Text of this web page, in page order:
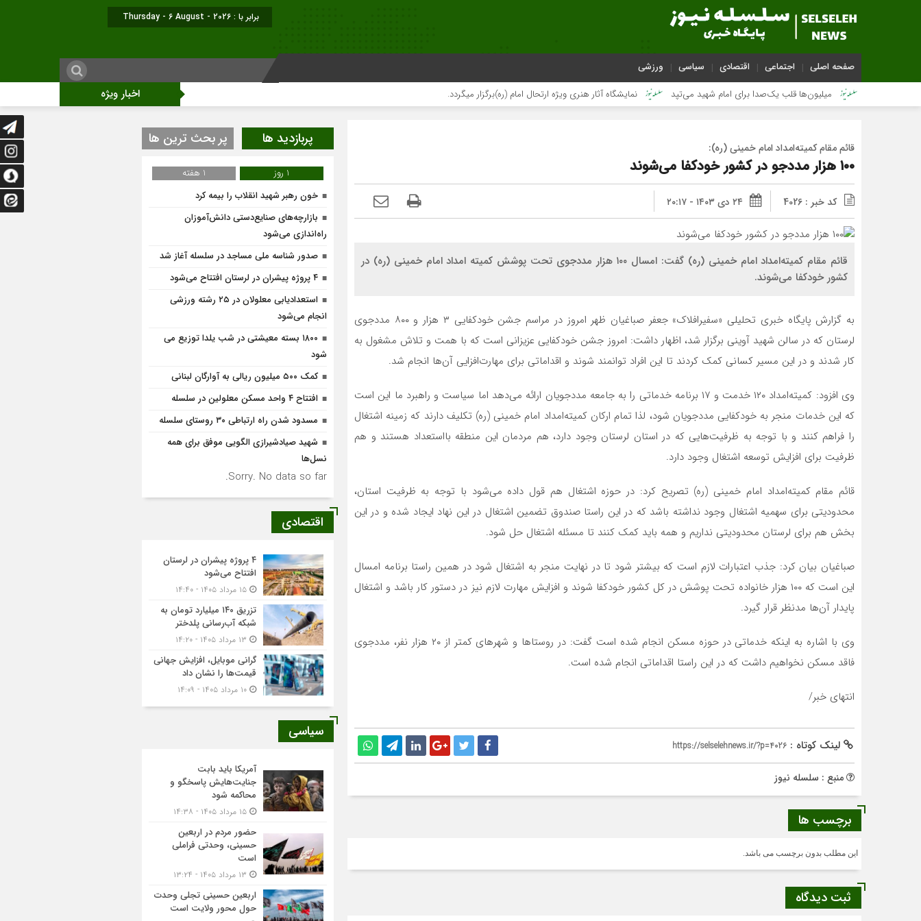
برابر با : Thursday - 6 August - 2026
صفحه اصلی اجتماعی اقتصادی سیاسی ورزشی
اخبار ویژه میلیون‌ها قلب یک‌صدا برای امام شهید می‌تپد نمایشگاه آثار هنری ویژه ارتحال امام (ره)برگزار میگردد.
قائم مقام کمیته‌‌امداد امام خمینی (ره):
۱۰۰ هزار مددجو در کشور خودکفا می‌شوند
کد خبر : 4026 ۲۴ دی ۱۴۰۳ - ۲۰:۱۷
قائم مقام کمیته‌‌امداد امام خمینی (ره) گفت: امسال ۱۰۰ هزار مددجوی تحت پوشش کمیته‌ امداد امام خمینی (ره) در
کشور خودکفا می‌شوند.
به گزارش پایگاه خبری تحلیلی «سفیرافلاک» جعفر صباغیان ظهر امروز در مراسم جشن خودکفایی ۳ هزار و ۸۰۰ مددجوی
لرستان که در سالن شهید آوینی برگزار شد، اظهار داشت: امروز جشن خودکفایی عزیزانی است که با همت و تلاش مشغول به
کار شدند و در این مسیر کسانی کمک کردند تا این افراد توانمند شوند و اقداماتی برای مهارت‌افزایی آن‌ها انجام شد.
وی افزود: کمیته‌‌امداد ۱۲۰ خدمت و ۱۷ برنامه خدماتی را به جامعه مددجویان ارائه می‌دهد اما سیاست و راهبرد ما این است
که این خدمات منجر به خودکفایی مددجویان شود، لذا ‌تمام ارکان کمیته‌‌امداد امام خمینی (ره) تکلیف دارند که زمینه اشتغال
را فراهم کنند و با توجه به ظرفیت‌هایی که در استان لرستان وجود دارد، هم مردمان این منطقه بااستعداد هستند و هم
ظرفیت برای افزایش توسعه اشتغال وجود دارد.
قائم مقام کمیته‌‌امداد امام خمینی (ره) تصریح کرد: در حوزه اشتغال هم قول داده‌ می‌شود با توجه به ظرفیت استان،
محدودیتی برای سهمیه اشتغال وجود نداشته با‌شد که در این راستا صندوق تضمین اشتغال در این نهاد ایجاد شده و در این
بخش هم برای لرستان محدودیتی نداریم و همه باید کمک کنند تا مسئله اشتغال حل شود.
صباغیان بیان کرد: جذب اعتبارات لازم است که بیشتر شود تا در نهایت منجر به اشتغال شود در همین راستا برنامه امسال
این است که ۱۰۰ هزار خانواده تحت پوشش در کل کشور خودکفا شوند و افزایش مهارت لازم نیز در دستور کار باشد و اشتغال
پایدار آن‌ها مدنظر قرار گیرد.
وی با اشاره به اینکه خدماتی در حوزه مسکن انجام شده است گفت: در روستاها و شهرهای کمتر از ۲۰ هزار نفر، مددجوی
فاقد مسکن نخواهیم داشت که در این راستا اقداماتی انجام شده است.
انتهای خبر/
لینک کوتاه : https://selselehnews.ir/?p=4026
منبع : سلسله نیوز
برچسب ها
این مطلب بدون برچسب می باشد.
ثبت دیدگاه
پربازدید ها پر بحث ترین ها
1 روز
1 هفته
خون رهبر شهید انقلاب را بیمه کرد
بازارچه‌های صنایع‌دستی دانش‌آموزان
راه‌اندازی می‌شود
صدور شناسه ملی مساجد در سلسله آغاز شد
۴ پروژه پیشران در لرستان افتتاح می‌شود
استعدادیابی معلولان در ۲۵ رشته ورزشی
انجام می‌شود
۱۸۰۰ بسته معیشتی در شب یلدا توزیع می
شود
کمک ۵۰۰ میلیون ریالی به آوارگان لبنانی
افتتاح ۴ واحد مسکن معلولین در سلسله
مسدود شدن راه ارتباطی ۳۰ روستای سلسله
شهید صیادشیرازی الگویی موفق برای همه
نسل‌ها
Sorry. No data so far.
اقتصادی
۴ پروژه پیشران در لرستان
افتتاح می‌شود
تزریق ۱۴۰ میلیارد تومان به
شبکه آب‌رسانی پلدختر
گرانی موبایل، افزایش جهانی
قیمت‌ها را نشان داد
سیاسی
آمریکا باید بابت
جنایت‌هایش پاسخگو و
محاکمه شود
حضور مردم در اربعین
حسینی، وحدتی فراملی
است
اربعین حسینی تجلی وحدت
حول محور ولایت است